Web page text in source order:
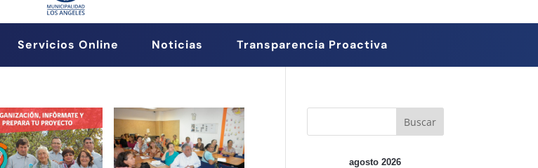
Servicios Online Noticias Transparencia Proactiva
agosto 2026